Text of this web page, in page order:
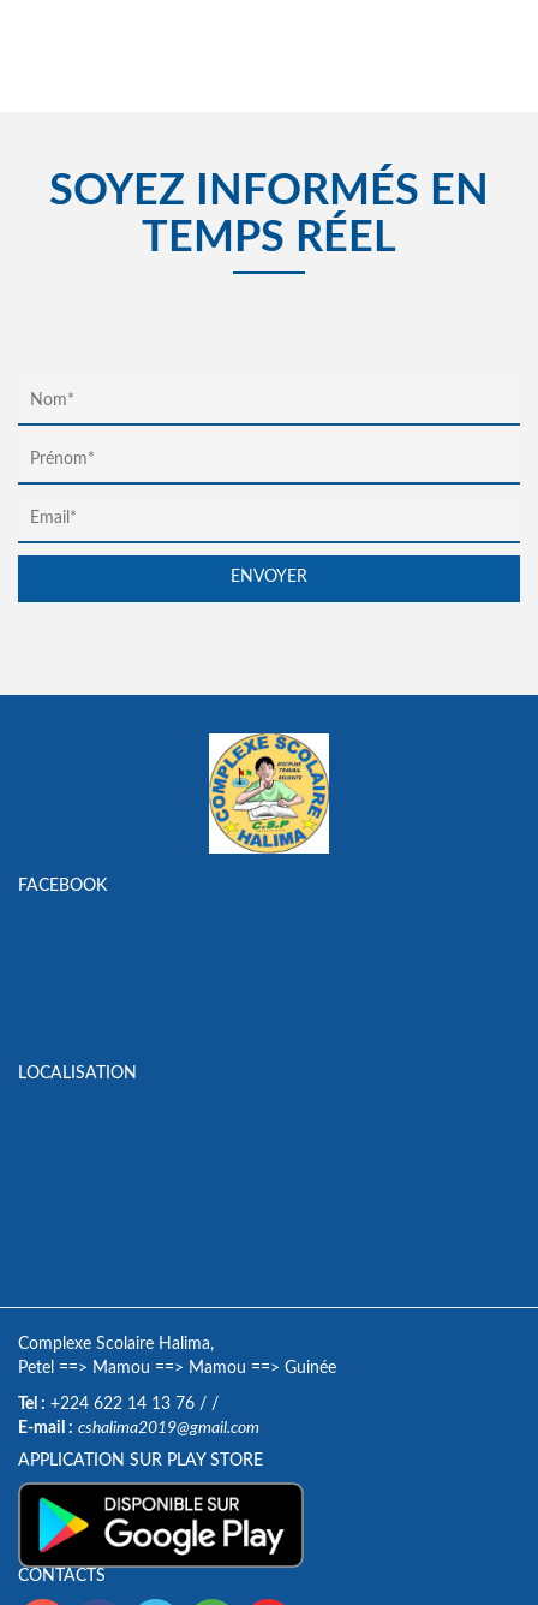
SOYEZ INFORMÉS EN
TEMPS RÉEL
FACEBOOK
LOCALISATION
Complexe Scolaire Halima,
Petel ==> Mamou ==> Mamou ==> Guinée
Tel : +224 622 14 13 76 / /
E-mail : cshalima2019@gmail.com
APPLICATION SUR PLAY STORE
CONTACTS